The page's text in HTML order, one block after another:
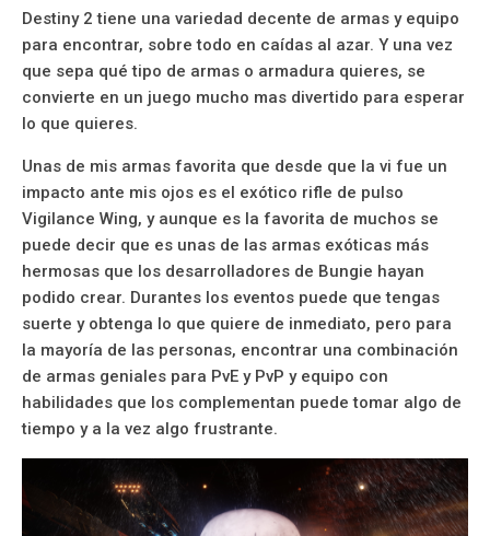
Destiny 2 tiene una variedad decente de armas y equipo
para encontrar, sobre todo en caídas al azar. Y una vez
que sepa qué tipo de armas o armadura quieres, se
convierte en un juego mucho mas divertido para esperar
lo que quieres.
Unas de mis armas favorita que desde que la vi fue un
impacto ante mis ojos es el exótico rifle de pulso
Vigilance Wing, y aunque es la favorita de muchos se
puede decir que es unas de las armas exóticas más
hermosas que los desarrolladores de Bungie hayan
podido crear. Durantes los eventos puede que tengas
suerte y obtenga lo que quiere de inmediato, pero para
la mayoría de las personas, encontrar una combinación
de armas geniales para PvE y PvP y equipo con
habilidades que los complementan puede tomar algo de
tiempo y a la vez algo frustrante.